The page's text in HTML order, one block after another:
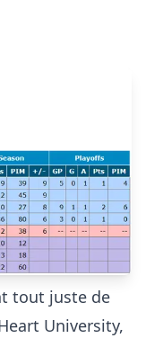
tout juste de
University,